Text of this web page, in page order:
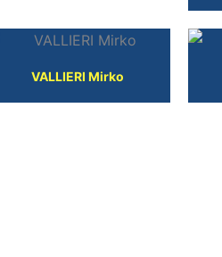
VALLIERI Mirko